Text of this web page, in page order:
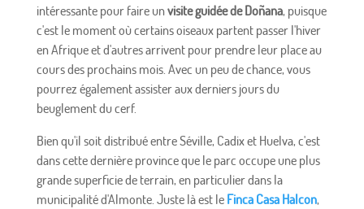
intéressante pour faire unvisite guidée de Doñana, puisque
c'est le moment où certains oiseaux partent passer l'hiver
en Afrique et d'autres arrivent pour prendre leur place au
cours des prochains mois. Avec un peu de chance, vous
pourrez également assister aux derniers jours du
beuglement du cerf.
Bien qu'il soit distribué entre Séville, Cadix et Huelva, c'est
dans cette dernière province que le parc occupe une plus
grande superficie de terrain, en particulier dans la
municipalité d'Almonte. Juste là est le Finca Casa Halcon,